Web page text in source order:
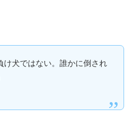
け犬ではない。誰かに倒され